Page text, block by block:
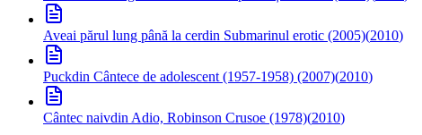
Aveai părul lung până la cerdin Submarinul erotic (2005)(2010)
Puckdin Cântece de adolescent (1957-1958) (2007)(2010)
Cântec naivdin Adio, Robinson Crusoe (1978)(2010)